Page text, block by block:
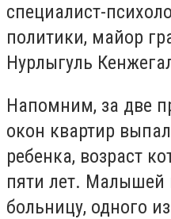
специалист-
политики, майор
Нурлыгуль
Напомним, за две
окон квартир
ребенка, возраст
пяти лет. Малышей
больницу, одного